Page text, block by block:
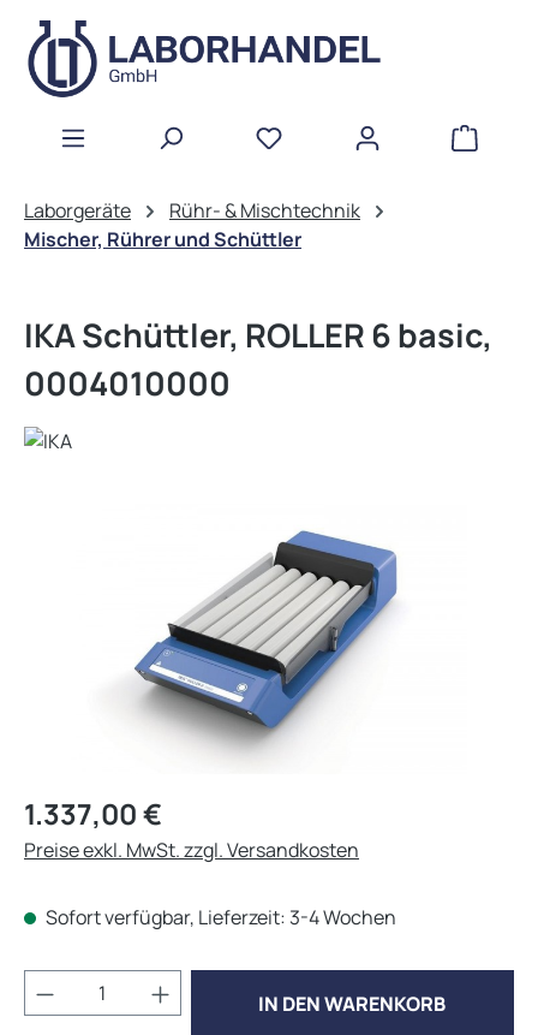
Zum Hauptinhalt springen
Laborgeräte
Rühr- & Mischtechnik
Mischer, Rührer und Schüttler
IKA Schüttler, ROLLER 6 basic,
0004010000
Regulärer Preis:
1.337,00 €
Preise exkl. MwSt. zzgl. Versandkosten
Sofort verfügbar, Lieferzeit: 3-4 Wochen
Produkt Anzahl: Gib den gewünschten
IN DEN WARENKORB